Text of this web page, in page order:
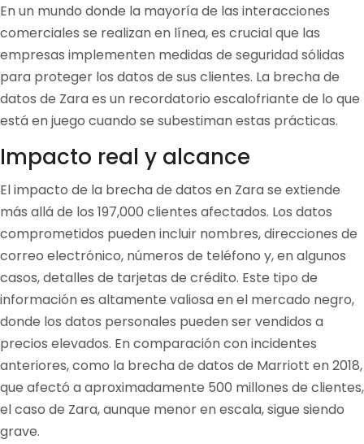
En un mundo donde la mayoría de las interacciones
comerciales se realizan en línea, es crucial que las
empresas implementen medidas de seguridad sólidas
para proteger los datos de sus clientes. La brecha de
datos de Zara es un recordatorio escalofriante de lo que
está en juego cuando se subestiman estas prácticas.
Impacto real y alcance
El impacto de la brecha de datos en Zara se extiende
más allá de los 197,000 clientes afectados. Los datos
comprometidos pueden incluir nombres, direcciones de
correo electrónico, números de teléfono y, en algunos
casos, detalles de tarjetas de crédito. Este tipo de
información es altamente valiosa en el mercado negro,
donde los datos personales pueden ser vendidos a
precios elevados. En comparación con incidentes
anteriores, como la brecha de datos de Marriott en 2018,
que afectó a aproximadamente 500 millones de clientes,
el caso de Zara, aunque menor en escala, sigue siendo
grave.